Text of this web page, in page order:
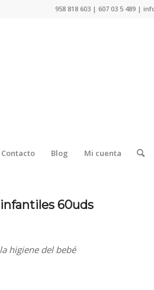
958 818 603 | 607 03 5 489 |
Contacto Blog Mi cuenta
60uds
higiene del bebé